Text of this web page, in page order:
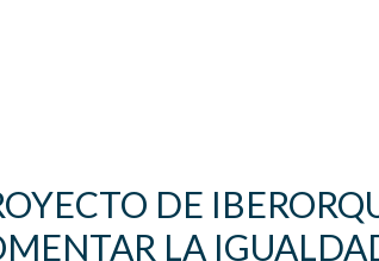
DE
LA